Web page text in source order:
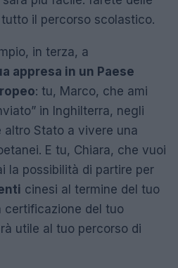
il percorso scolastico.
in terza, a
appresa in un Paese
: tu, Marco, che ami
in Inghilterra, negli
altro Stato a vivere una
E tu, Chiara, che vuoi
la possibilità di partire per
cinesi al termine del tuo
certificazione del tuo
utile al tuo percorso di